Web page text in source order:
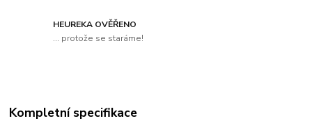
HEUREKA OVĚŘENO
... protože se staráme!
Kompletní specifikace